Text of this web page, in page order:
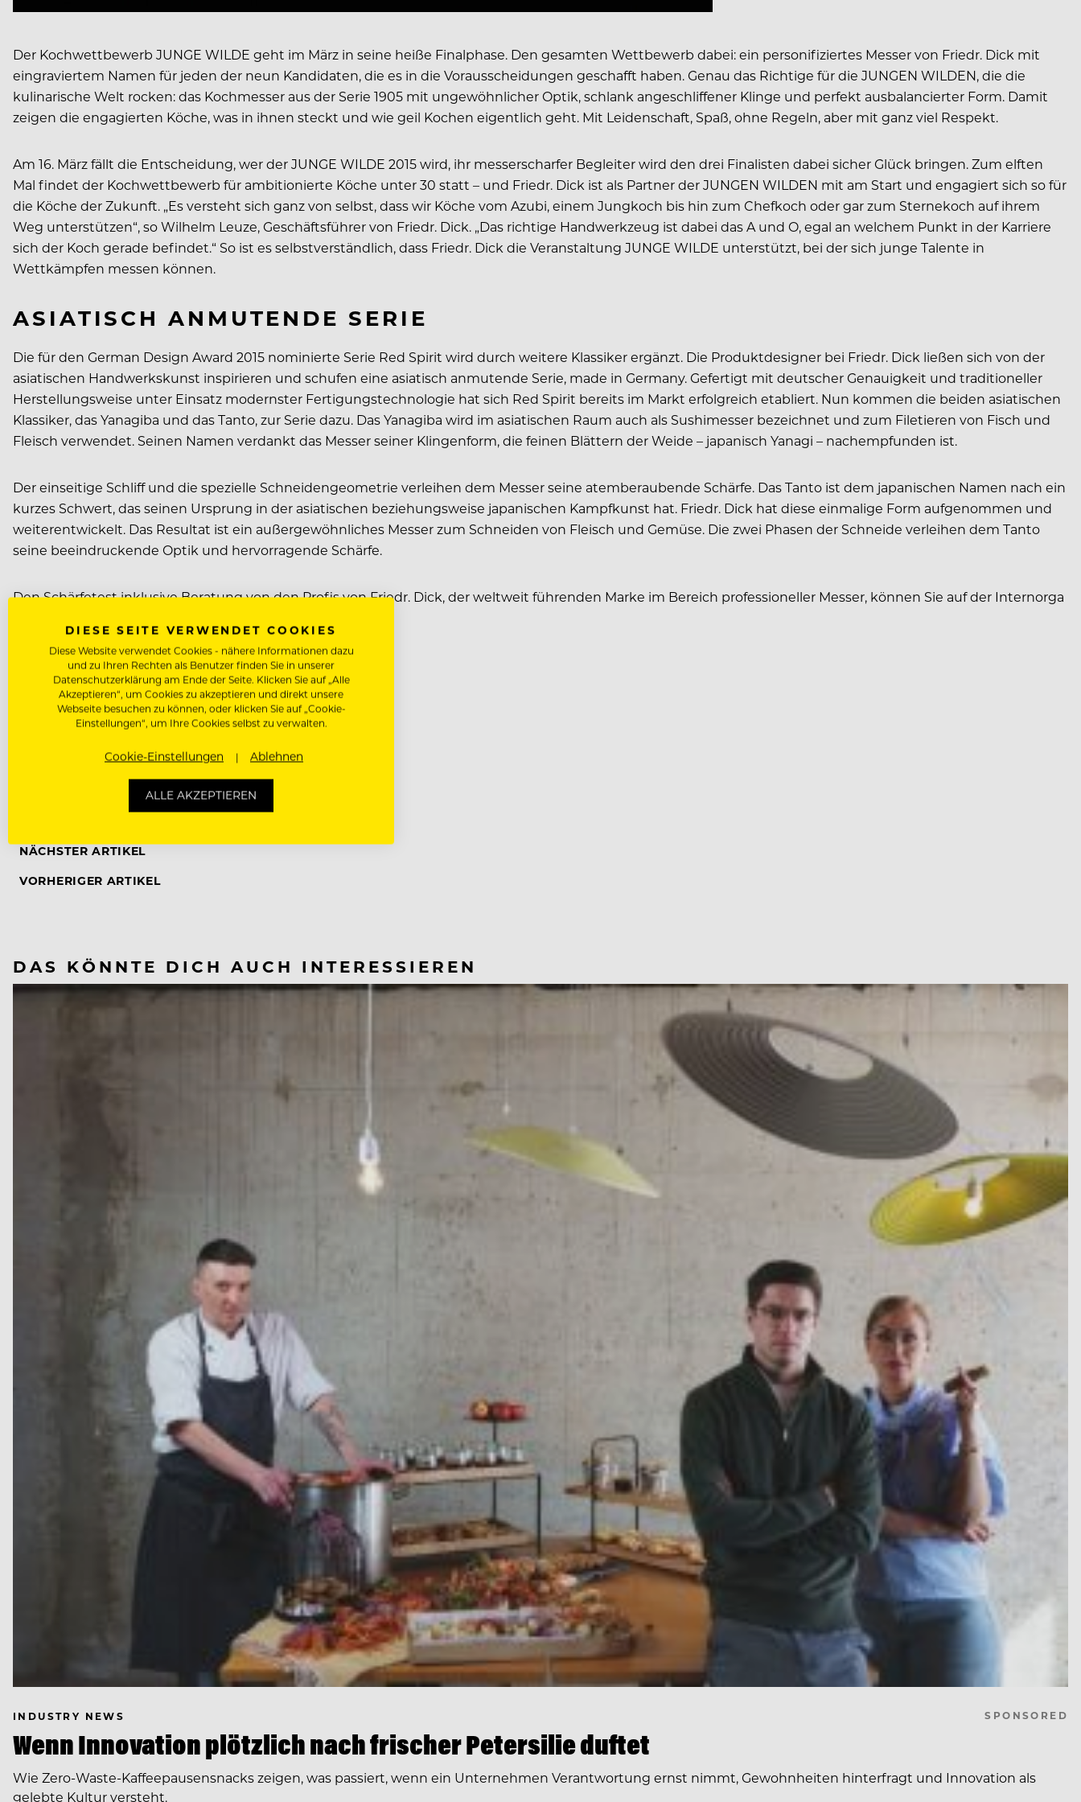
Der Kochwettbewerb JUNGE WILDE geht im März in seine heiße Finalphase. Den gesamten Wettbewerb dabei: ein personifiziertes Messer von Friedr. Dick mit
eingraviertem Namen für jeden der neun Kandidaten, die es in die Vorausscheidungen geschafft haben. Genau das Richtige für die JUNGEN WILDEN, die die
kulinarische Welt rocken: das Kochmesser aus der Serie 1905 mit ungewöhnlicher Optik, schlank angeschliffener Klinge und perfekt ausbalancierter Form. Damit
zeigen die engagierten Köche, was in ihnen steckt und wie geil Kochen eigentlich geht. Mit Leidenschaft, Spaß, ohne Regeln, aber mit ganz viel Respekt.
Am 16. März fällt die Entscheidung, wer der JUNGE WILDE 2015 wird, ihr messerscharfer Begleiter wird den drei Finalisten dabei sicher Glück bringen. Zum elften
Mal findet der Kochwettbewerb für ambitionierte Köche unter 30 statt – und Friedr. Dick ist als Partner der JUNGEN WILDEN mit am Start und engagiert sich so für
die Köche der Zukunft. „Es versteht sich ganz von selbst, dass wir Köche vom Azubi, einem Jungkoch bis hin zum Chefkoch oder gar zum Sternekoch auf ihrem
Weg unterstützen“, so Wilhelm Leuze, Geschäftsführer von Friedr. Dick. „Das richtige Handwerkzeug ist dabei das A und O, egal an welchem Punkt in der Karriere
sich der Koch gerade befindet.“ So ist es selbstverständlich, dass Friedr. Dick die Veranstaltung JUNGE WILDE unterstützt, bei der sich junge Talente in
Wettkämpfen messen können.
ASIATISCH ANMUTENDE SERIE
Die für den German Design Award 2015 nominierte Serie Red Spirit wird durch weitere Klassiker ergänzt. Die Produktdesigner bei Friedr. Dick ließen sich von der
asiatischen Handwerkskunst inspirieren und schufen eine asiatisch anmutende Serie, made in Germany. Gefertigt mit deutscher Genauigkeit und traditioneller
Herstellungsweise unter Einsatz modernster Fertigungstechnologie hat sich Red Spirit bereits im Markt erfolgreich etabliert. Nun kommen die beiden asiatischen
Klassiker, das Yanagiba und das Tanto, zur Serie dazu. Das Yanagiba wird im asiatischen Raum auch als Sushimesser bezeichnet und zum Filetieren von Fisch und
Fleisch verwendet. Seinen Namen verdankt das Messer seiner Klingenform, die feinen Blättern der Weide – japanisch Yanagi – nachempfunden ist.
Der einseitige Schliff und die spezielle Schneidengeometrie verleihen dem Messer seine atemberaubende Schärfe. Das Tanto ist dem japanischen Namen nach ein
kurzes Schwert, das seinen Ursprung in der asiatischen beziehungsweise japanischen Kampfkunst hat. Friedr. Dick hat diese einmalige Form aufgenommen und
weiterentwickelt. Das Resultat ist ein außergewöhnliches Messer zum Schneiden von Fleisch und Gemüse. Die zwei Phasen der Schneide verleihen dem Tanto
seine beeindruckende Optik und hervorragende Schärfe.
Den Schärfetest inklusive Beratung von den Profis von Friedr. Dick, der weltweit führenden Marke im Bereich professioneller Messer, können Sie auf der Internorga
Friedr. Dick GmbH & Co. KG
www.dick.de
NÄCHSTER ARTIKEL
VORHERIGER ARTIKEL
DAS KÖNNTE DICH AUCH INTERESSIEREN
INDUSTRY NEWS SPONSORED
Wenn Innovation plötzlich nach frischer Petersilie duftet
Wie Zero-Waste-Kaffeepausensnacks zeigen, was passiert, wenn ein Unternehmen Verantwortung ernst nimmt, Gewohnheiten hinterfragt und Innovation als
gelebte Kultur versteht.
DIESE SEITE VERWENDET COOKIES
Diese Website verwendet Cookies - nähere Informationen dazu
und zu Ihren Rechten als Benutzer finden Sie in unserer
Datenschutzerklärung am Ende der Seite. Klicken Sie auf „Alle
Akzeptieren“, um Cookies zu akzeptieren und direkt unsere
Webseite besuchen zu können, oder klicken Sie auf „Cookie-
Einstellungen“, um Ihre Cookies selbst zu verwalten.
Cookie-Einstellungen Ablehnen
ALLE AKZEPTIEREN